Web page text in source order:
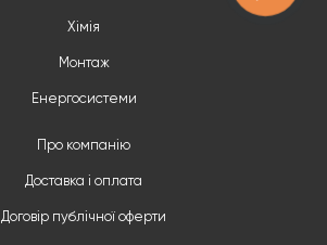
Хімія
Монтаж
Енергосистеми
Про компанію
Доставка і оплата
Договір публічної оферти